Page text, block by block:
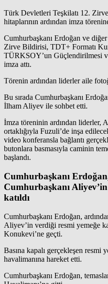
Türk Devletleri Teşkilatı 12.
hitaplarının ardından imza
Cumhurbaşkanı Erdoğan ve
Zirve Bildirisi, TDT+ Formatı
TÜRKSOY’un Güçlendirilmesi
imza attı.
Törenin ardından liderler aile
Bu sırada Cumhurbaşkanı
İlham Aliyev ile sohbet etti.
İmza töreninin ardından liderler,
ortaklığıyla Fuzuli’de inşa
video konferansla bağlantı
butonlara basmasıyla caminin
başlandı.
Cumhurbaşkanı
Cumhurbaşkanı
katıldı
Cumhurbaşkanı Erdoğan,
Aliyev’in verdiği resmi yemeğe
Konukevi’ne geçti.
Basına kapalı gerçekleşen resmi
havalimanına hareket etti.
Cumhurbaşkanı Erdoğan,